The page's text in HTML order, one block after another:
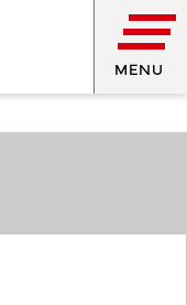
MENU